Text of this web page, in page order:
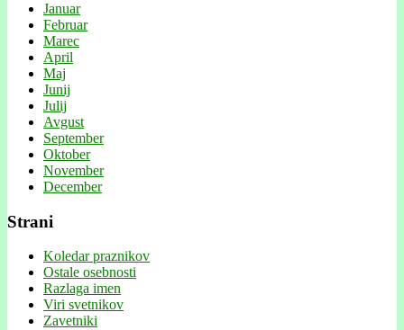
Januar
Februar
Marec
April
Maj
Junij
Julij
Avgust
September
Oktober
November
December
Strani
Koledar praznikov
Ostale osebnosti
Razlaga imen
Viri svetnikov
Zavetniki